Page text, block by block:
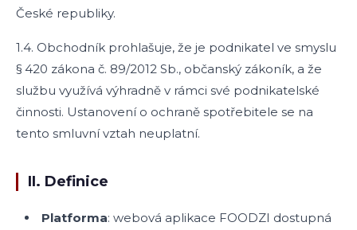
České republiky.
1.4. Obchodník prohlašuje, že je podnikatel ve smyslu
§ 420 zákona č. 89/2012 Sb., občanský zákoník, a že
službu využívá výhradně v rámci své podnikatelské
činnosti. Ustanovení o ochraně spotřebitele se na
tento smluvní vztah neuplatní.
II. Definice
Platforma: webová aplikace FOODZI dostupná